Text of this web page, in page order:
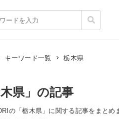
キーワード一覧 栃木県
木県」の記事
の「栃木県」に関する記事をまと